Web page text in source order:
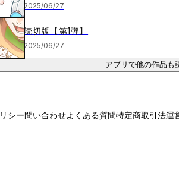
2025/06/27
読切版【第1弾】
2025/06/27
アプリで他の作品も
シー問い合わせよくある質問特定商取引法運